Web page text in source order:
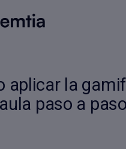
aplicar la
paso a paso